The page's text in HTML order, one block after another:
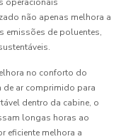
não apenas melhora a
emissões de poluentes,
no conforto do
de ar comprimido para
dentro da cabine, o
longas horas ao
eficiente melhora a